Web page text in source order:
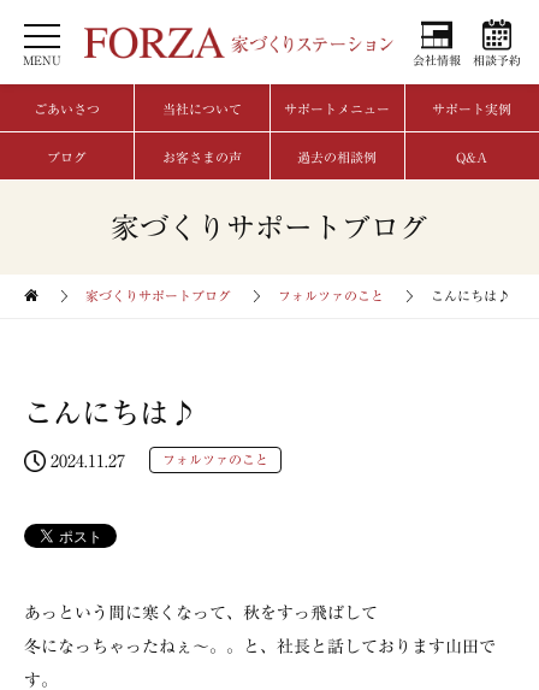
会社情報 相談予約
MENU
ごあいさつ 当社について サポートメニュー サポート実例
ブログ お客さまの声 過去の相談例 Q&A
家づくりサポートブログ
家づくりサポートブログ フォルツァのこと こんにちは♪
こんにちは♪
2024.11.27 フォルツァのこと
あっという間に寒くなって、秋をすっ飛ばして
冬になっちゃったねぇ～。。と、社長と話しております山田で
す。